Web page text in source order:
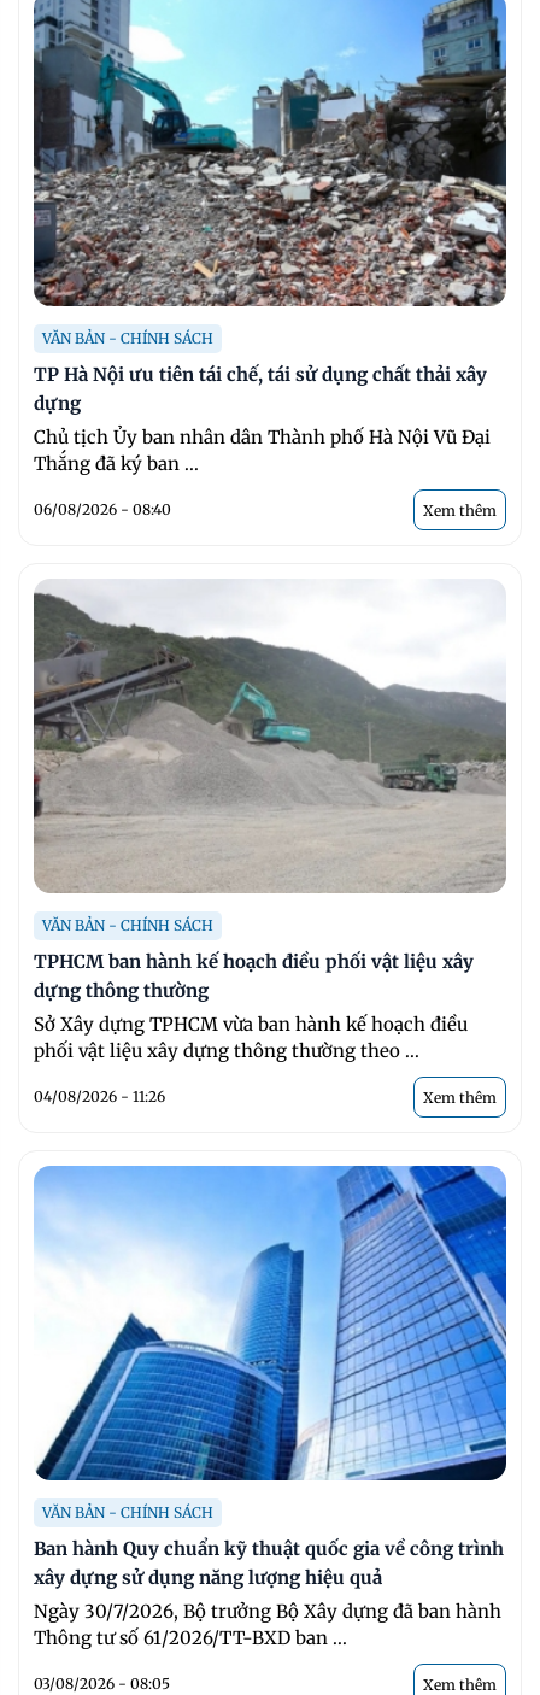
VĂN BẢN - CHÍNH SÁCH
TP Hà Nội ưu tiên tái chế, tái sử dụng chất thải xây
dựng
Chủ tịch Ủy ban nhân dân Thành phố Hà Nội Vũ Đại
Thắng đã ký ban ...
06/08/2026 - 08:40 Xem thêm
VĂN BẢN - CHÍNH SÁCH
TPHCM ban hành kế hoạch điều phối vật liệu xây
dựng thông thường
Sở Xây dựng TPHCM vừa ban hành kế hoạch điều
phối vật liệu xây dựng thông thường theo ...
04/08/2026 - 11:26 Xem thêm
VĂN BẢN - CHÍNH SÁCH
Ban hành Quy chuẩn kỹ thuật quốc gia về công trình
xây dựng sử dụng năng lượng hiệu quả
Ngày 30/7/2026, Bộ trưởng Bộ Xây dựng đã ban hành
Thông tư số 61/2026/TT-BXD ban ...
03/08/2026 - 08:05 Xem thêm